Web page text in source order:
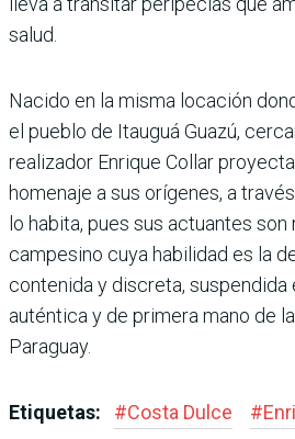
salud.
Nacido en la misma locación
el pueblo de Itauguá Guazú,
realizador Enrique Collar proyecta
homenaje a sus orígenes, a
lo habita, pues sus actuantes son
campesino cuya habilidad es la
contenida y discreta, suspendida
auténtica y de primera mano de
Paraguay.
Etiquetas: #Costa Dulce #